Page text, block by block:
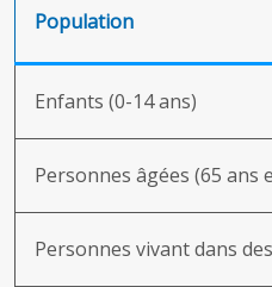
Population
Enfants (0-14 ans)
Personnes âgées (65 ans
Personnes vivant dans